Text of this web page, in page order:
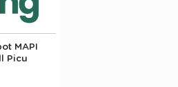
MAPI
Picu